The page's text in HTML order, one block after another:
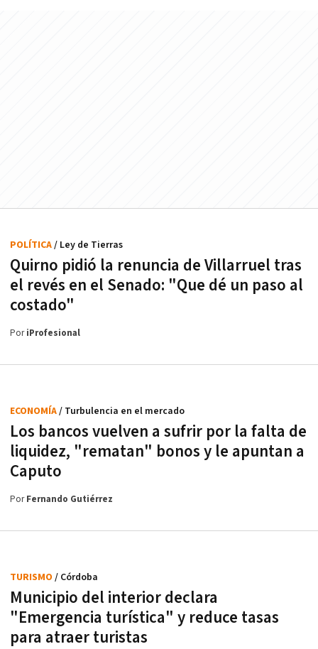
Quirno pidió la renuncia de Villarruel tras
el revés en el Senado: "Que dé un paso al
costado"
POLÍTICA/ Ley de Tierras
PoriProfesional
Los bancos vuelven a sufrir por la falta de
liquidez, "rematan" bonos y le apuntan a
Caputo
ECONOMÍA/ Turbulencia en el mercado
PorFernando Gutiérrez
Municipio del interior declara
"Emergencia turística" y reduce tasas
para atraer turistas
TURISMO / Córdoba